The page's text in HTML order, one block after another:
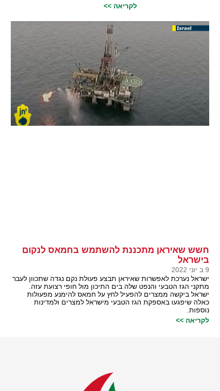
לקריאה >>
חשש שאיראן מתכננת להשתמש בחמאס לנקום
בישראל
9 ב יוני 2022
ישראל נערכת לאפשרות שאיראן תבצע פעולת נקם נגדה שתכוון לעבר
מתקני הגז הטבעי והנפט שלה בים התיכון מול חופי רצועת עזה.
ישראל ביקשה ממצרים להפעיל לחץ על חמאס להימנע מפעולות
כאלה שיפגעו באספקת הגז הטבעי מישראל למצרים ולמדינות
נוספות.
לקריאה >>